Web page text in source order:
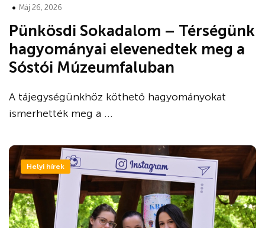
• Máj 26, 2026
Pünkösdi Sokadalom – Térségünk
hagyományai elevenedtek meg a
Sóstói Múzeumfaluban
A tájegységünkhöz köthető hagyományokat
ismerhették meg a ...
Helyi hírek